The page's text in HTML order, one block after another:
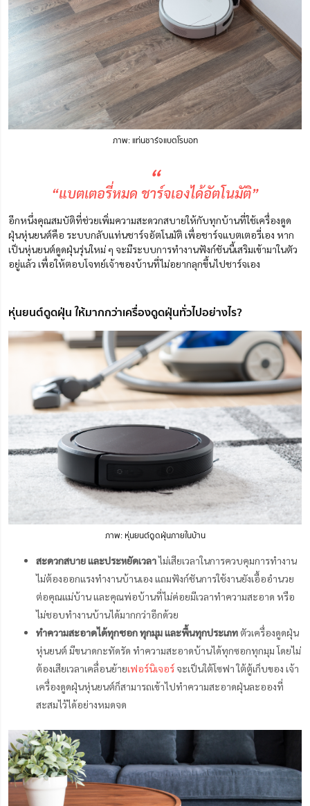
ภาพ: แท่นชาร์จแบตโรบอท
“
“แบตเตอรี่หมด ชาร์จเองได้อัตโนมัติ”
อีกหนึ่งคุณสมบัติที่ช่วยเพิ่มความสะดวกสบายให้กับทุกบ้านที่ใช้เครื่องดูด
ฝุ่นหุ่นยนต์คือ ระบบกลับแท่นชาร์จอัตโนมัติ เพื่อชาร์จแบตเตอรี่เอง หาก
เป็นหุ่นยนต์ดูดฝุ่นรุ่นใหม่ ๆ จะมีระบบการทำงานฟังก์ชันนี้เสริมเข้ามาในตัว
อยู่แล้ว เพื่อให้ตอบโจทย์เจ้าของบ้านที่ไม่อยากลุกขึ้นไปชาร์จเอง
หุ่นยนต์ดูดฝุ่น ให้มากกว่าเครื่องดูดฝุ่นทั่วไปอย่างไร?
ภาพ: หุ่นยนต์ดูดฝุ่นภายในบ้าน
สะดวกสบาย และประหยัดเวลาไม่เสียเวลาในการควบคุมการทำงาน
ไม่ต้องออกแรงทำงานบ้านเอง แถมฟังก์ชันการใช้งานยังเอื้ออำนวย
ต่อคุณแม่บ้าน และคุณพ่อบ้านที่ไม่ค่อยมีเวลาทำความสะอาด หรือ
ไม่ชอบทำงานบ้านได้มากกว่าอีกด้วย
ทำความสะอาดได้ทุกซอก ทุกมุม และพื้นทุกประเภท ตัวเครื่องดูดฝุ่น
หุ่นยนต์ มีขนาดกะทัดรัด ทำความสะอาดบ้านได้ทุกซอกทุกมุม โดยไม่
ต้องเสียเวลาเคลื่อนย้ายเฟอร์นิเจอร์ จะเป็นใต้โซฟา ใต้ตู้เก็บของ เจ้า
เครื่องดูดฝุ่นหุ่นยนต์ก็สามารถเข้าไปทำความสะอาดฝุ่นละอองที่
สะสมไว้ได้อย่างหมดจด